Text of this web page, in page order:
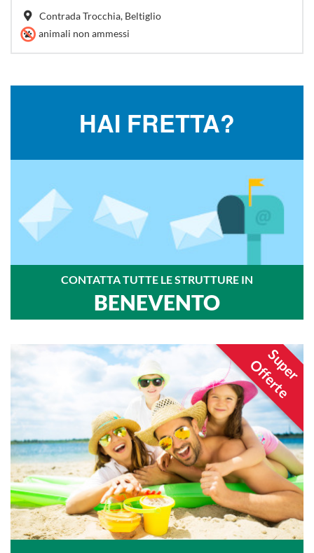
Contrada Trocchia, Beltiglio
animali non ammessi
HAI FRETTA?
CONTATTA TUTTE LE STRUTTURE IN
BENEVENTO
Super
Offerte